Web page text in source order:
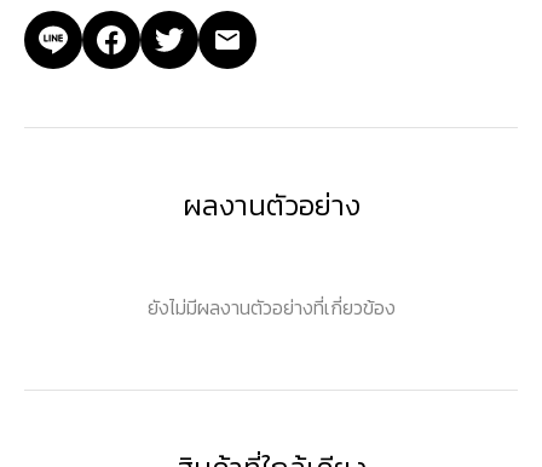
ผลงานตัวอย่าง
ยังไม่มีผลงานตัวอย่างที่เกี่ยวข้อง